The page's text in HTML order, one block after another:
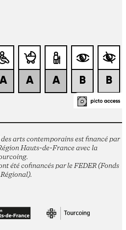
arts contemporains est financé par
Hauts-de-France avec la
été cofinancés par le FEDER (Fonds